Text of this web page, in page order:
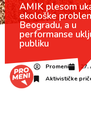
AMIK plesom
ekološke
Beogradu, a u
performanse
publiku
Promeni
Aktivističke